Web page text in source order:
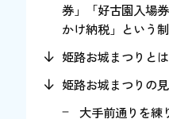
券」「好古園入場
かけ納税」という
姫路お城まつりと
姫路お城まつりの
大手前通りを練